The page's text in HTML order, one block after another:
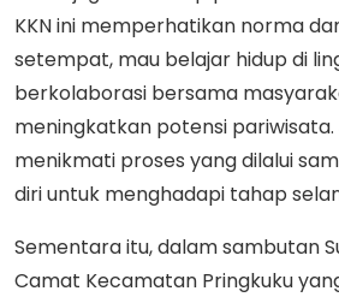
KKN ini memperhatikan norma
setempat, mau belajar hidup di
berkolaborasi bersama
meningkatkan potensi
menikmati proses yang dilalui
diri untuk menghadapi tahap
Sementara itu, dalam sambutan
Camat Kecamatan Pringkuku